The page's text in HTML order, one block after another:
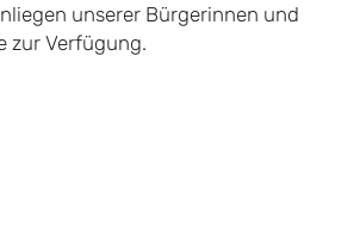
unserer Bürgerinnen und
zur Verfügung.